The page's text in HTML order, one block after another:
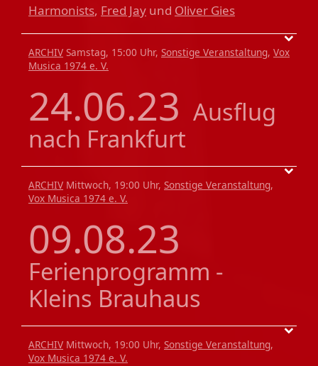
Harmonists, Fred Jay und Oliver Gies
ARCHIV Samstag, 15:00 Uhr, Sonstige Veranstaltung, Vox
Musica 1974 e. V.
24.06.23 Ausflug
nach Frankfurt
ARCHIV Mittwoch, 19:00 Uhr, Sonstige Veranstaltung,
Vox Musica 1974 e. V.
09.08.23
Ferienprogramm -
Kleins Brauhaus
ARCHIV Mittwoch, 19:00 Uhr, Sonstige Veranstaltung,
Vox Musica 1974 e. V.